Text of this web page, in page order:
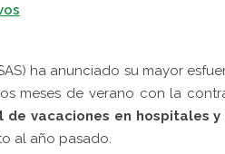
ha anunciado su mayor
meses de verano con la
de vacaciones en hospitales
al año pasado.